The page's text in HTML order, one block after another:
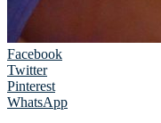
Facebook
Twitter
Pinterest
WhatsApp